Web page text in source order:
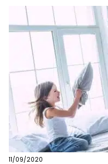
11/09/2020